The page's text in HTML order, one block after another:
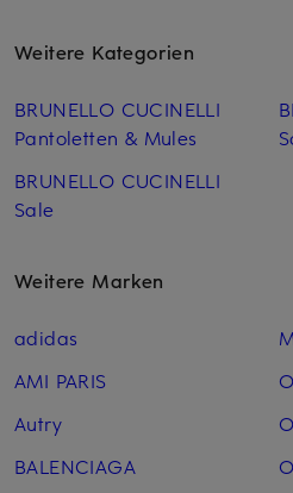
Weitere Kategorien
BRUNELLO CUCINELLI
Pantoletten & Mules
BRUNELLO CUCINELLI
Sale
Weitere Marken
adidas
AMI PARIS
Autry
BALENCIAGA